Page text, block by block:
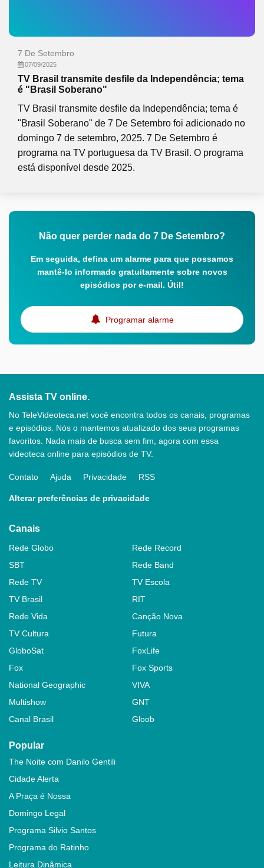
7 De Setembro
07/09/2025
TV Brasil transmite desfile da Independência; tema
é "Brasil Soberano"
TV Brasil transmite desfile da Independência; tema é
"Brasil Soberano" de 7 De Setembro foi adicionado no
domingo 7 de setembro, 2025. 7 De Setembro é
programa na TV portuguesa da TV Brasil. O programa
está disponível desde 2025.
Não quer perder nada do 7 De Setembro?
Em seguida, defina um alarme para que possamos
mantê-lo informado gratuitamente sobre novos
episódios por e-mail. Útil!
Programar alarme
Assista TV online.
No TeleVideoteca.net você encontra todos os canais, programas
e episódios. Nós o mantemos atualizado dos seus programas
favoritos. Nada mais de busca sem fim, agora com essa
videoteca online para episódios de TV.
Contato Ajuda Privacidade RSS
Alterar preferências de privacidade
Canais
Rede Globo
Rede Record
SBT
Rede Band
Rede TV
TV Escola
TV Brasil
RIT
Rede Vida
Canção Nova
TV Cultura
Futura
GloboSat
FoxLife
Fox
Fox Sports
National Geographic
VIVA
Multishow
GNT
Canal Brasil
Gloob
Popular
The Noite com Danilo Gentili
Cidade Alerta
A Praça é Nossa
Domingo Legal
Programa Silvio Santos
Programa do Ratinho
Leitura Dinâmica